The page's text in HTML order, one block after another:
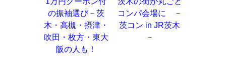
の振袖選び－茨
木・高槻・摂津・
吹田・枚方・東大
阪の人も！
コンパ会場に －
茨コン in JR茨木
－